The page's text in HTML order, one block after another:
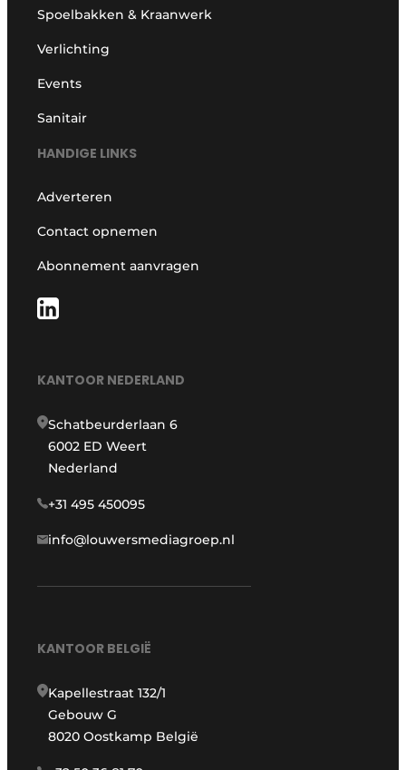
Spoelbakken & Kraanwerk
Verlichting
Events
Sanitair
HANDIGE LINKS
Adverteren
Contact opnemen
Abonnement aanvragen
KANTOOR NEDERLAND
Schatbeurderlaan 6
6002 ED Weert
Nederland
+31 495 450095
info@louwersmediagroep.nl
KANTOOR BELGIË
Kapellestraat 132/1
Gebouw G
8020 Oostkamp België